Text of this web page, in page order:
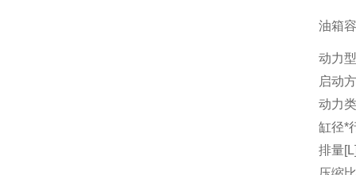
油箱
动力
启动
动力
缸径*
排量